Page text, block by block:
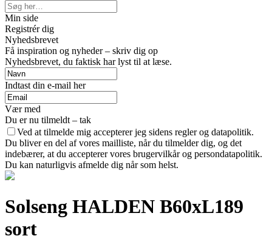
Min side
Registrér dig
Nyhedsbrevet
Få inspiration og nyheder – skriv dig op
Nyhedsbrevet, du faktisk har lyst til at læse.
Indtast din e-mail her
Vær med
Du er nu tilmeldt – tak
Ved at tilmelde mig accepterer jeg sidens regler og datapolitik.
Du bliver en del af vores mailliste, når du tilmelder dig, og det
indebærer, at du accepterer vores brugervilkår og persondatapolitik.
Du kan naturligvis afmelde dig når som helst.
Solseng HALDEN B60xL189
sort